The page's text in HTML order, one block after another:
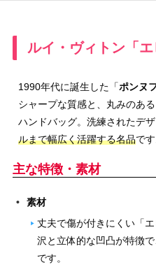
ルイ・ヴィトン「エ
1990年代に誕生した「ポンヌ
シャープな質感と、丸みのあ
ハンドバッグ。洗練されたデ
ルまで幅広く活躍する名品です
主な特徴・素材
素材
丈夫で傷が付きにくい「
沢と立体的な凹凸が特徴
です。